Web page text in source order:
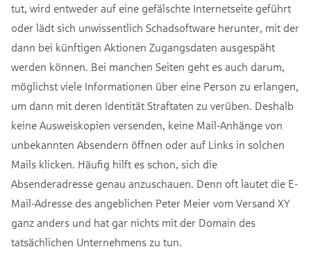
tut, wird entweder auf eine gefälschte Internetseite geführt
oder lädt sich unwissentlich Schadsoftware herunter, mit der
dann bei künftigen Aktionen Zugangsdaten ausgespäht
werden können. Bei manchen Seiten geht es auch darum,
möglichst viele Informationen über eine Person zu erlangen,
um dann mit deren Identität Straftaten zu verüben. Deshalb
keine Ausweiskopien versenden, keine Mail-Anhänge von
unbekannten Absendern öffnen oder auf Links in solchen
Mails klicken. Häufig hilft es schon, sich die
Absenderadresse genau anzuschauen. Denn oft lautet die E-
Mail-Adresse des angeblichen Peter Meier vom Versand XY
ganz anders und hat gar nichts mit der Domain des
tatsächlichen Unternehmens zu tun.